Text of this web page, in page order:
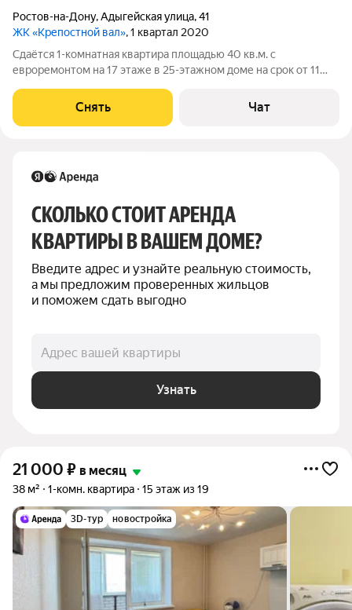
Ростов-на-Дону,Адыгейская улица,41
ЖК «Крепостной вал», 1 квартал 2020
Сдаётся 1-комнатная квартира площадью 40 кв.м. с
евроремонтом на 17 этаже в 25-этажном доме на срок от 11
Стиральная машина Холодильник Кондиционер Бойлер
Микроволновка Пылесос Дом - кирпичный,
Снять Чат
СКОЛЬКО СТОИТ АРЕНДА
КВАРТИРЫ В ВАШЕМ ДОМЕ?
Введите адрес и узнайте реальную стоимость,
а мы предложим проверенных жильцов
и поможем сдать выгодно
Адрес вашей квартиры
Узнать
21 000 ₽ в месяц
38 м² 1-комн. квартира 15 этаж из 19
3D-тур новостройка